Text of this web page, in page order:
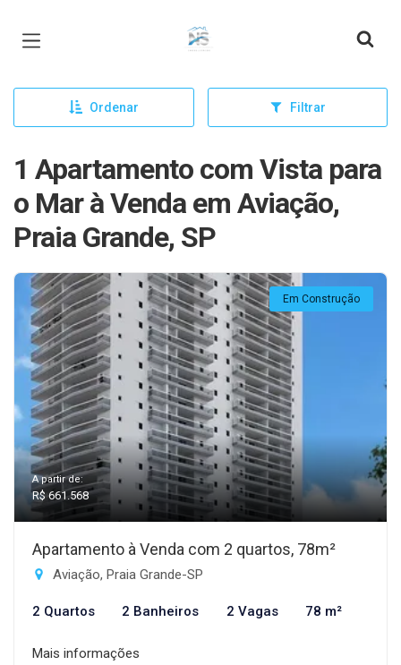
Página inicial
Ordenar Filtrar
1 Apartamento com Vista para
o Mar à Venda em Aviação,
Praia Grande, SP
Em Construção
A partir de:
R$ 661.568
Apartamento à Venda com 2 quartos, 78m²
Aviação, Praia Grande-SP
2 Quartos 2 Banheiros 2 Vagas 78 m²
Mais informações